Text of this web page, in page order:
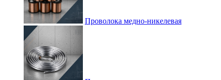
Проволока медно-никелевая